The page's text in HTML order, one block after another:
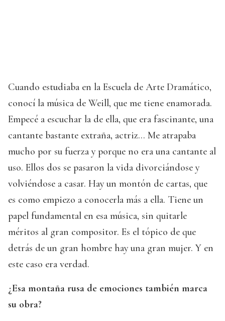
Cuando estudiaba en la Escuela de Arte Dramático,
conocí la música de Weill, que me tiene enamorada.
Empecé a escuchar la de ella, que era fascinante, una
cantante bastante extraña, actriz… Me atrapaba
mucho por su fuerza y porque no era una cantante al
uso. Ellos dos se pasaron la vida divorciándose y
volviéndose a casar. Hay un montón de cartas, que
es como empiezo a conocerla más a ella. Tiene un
papel fundamental en esa música, sin quitarle
méritos al gran compositor. Es el tópico de que
detrás de un gran hombre hay una gran mujer. Y en
este caso era verdad.
¿Esa montaña rusa de emociones también marca
su obra?